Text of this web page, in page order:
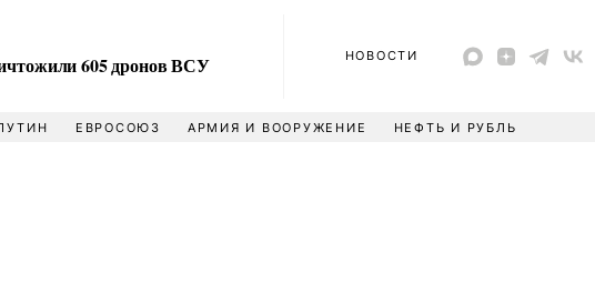
605 дронов ВСУ НОВОСТИ
ЕВРОСОЮЗ АРМИЯ И ВООРУЖЕНИЕ НЕФТЬ И РУБЛЬ